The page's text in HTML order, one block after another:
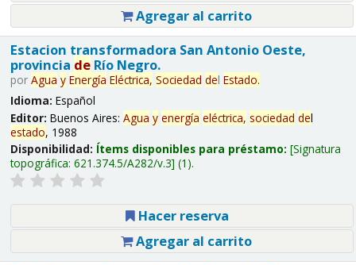
Agregar al carrito
Estacion transformadora San Antonio Oeste,
provincia deRío Negro.
por Agua y Energía Eléctrica, Sociedad del Estado.
Idioma: Español
Editor: Buenos Aires: Agua y energía eléctrica, sociedad del
estado, 1988
Disponibilidad: Ítems disponibles para préstamo: Signatura
topográfica: 621.374.5/A282/v.3 (1).
Hacer reserva
Agregar al carrito